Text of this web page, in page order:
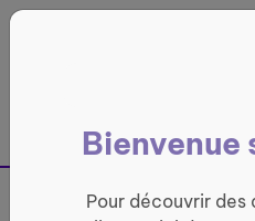
France entière
Bienvenue
Pour découvrir
Partager sur
Panneau de gestion des